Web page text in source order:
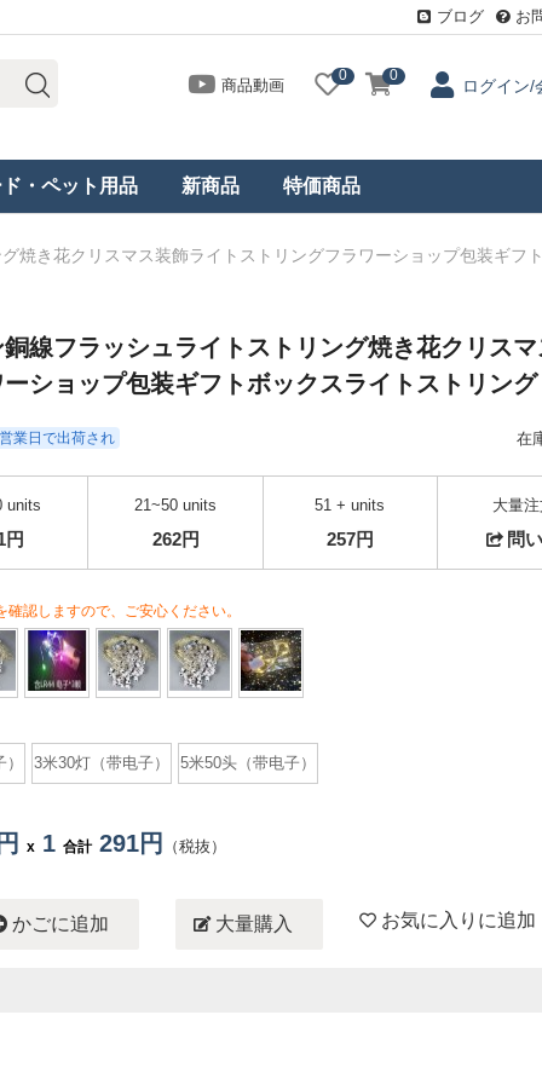
ブログ お
商品動画
0 0
ログイン/
・ペット用品 新商品 特価商品
焼き花クリスマス装飾ライトストリングフラワーショップ包装ギフ
線フラッシュライトストリング焼き花クリス
ショップ包装ギフトボックスライトストリング
業日で出荷され 在
units
円
21~50 units
262円
51 + units
257円
大量
問
認しますので、ご安心ください。
3米30灯（带电子） 5米50头（带电子）
x 1 合計291円 （税抜）
かごに追加 大量購入 お気に入りに追加